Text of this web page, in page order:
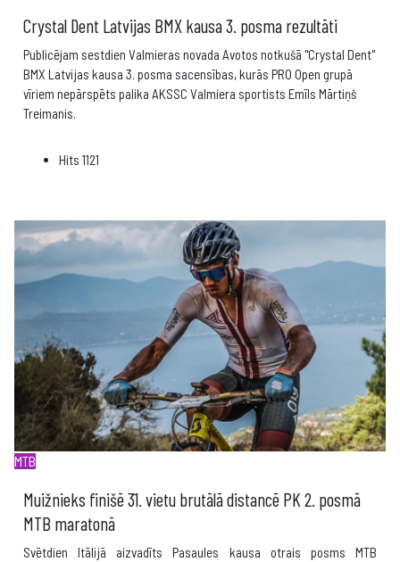
Crystal Dent Latvijas BMX kausa 3. posma rezultāti
Publicējam sestdien Valmieras novada Avotos notkušā "Crystal Dent"
BMX Latvijas kausa 3. posma sacensības, kurās PRO Open grupā
vīriem nepārspēts palika AKSSC Valmiera sportists Emīls Mārtiņš
Treimanis.
Hits 1121
MTB
Muižnieks finišē 31. vietu brutālā distancē PK 2. posmā
MTB maratonā
Svētdien Itālijā aizvadīts Pasaules kausa otrais posms MTB